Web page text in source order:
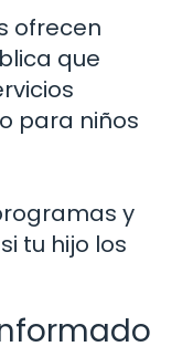
ofrecen
que
para niños
y
tu hijo los